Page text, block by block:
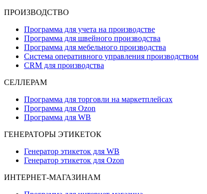
ПРОИЗВОДСТВО
Программа для учета на производстве
Программа для швейного производства
Программа для мебельного производства
Система оперативного управления производством
CRM для производства
СЕЛЛЕРАМ
Программа для торговли на маркетплейсах
Программа для Ozon
Программа для WB
ГЕНЕРАТОРЫ ЭТИКЕТОК
Генератор этикеток для WB
Генератор этикеток для Ozon
ИНТЕРНЕТ-МАГАЗИНАМ